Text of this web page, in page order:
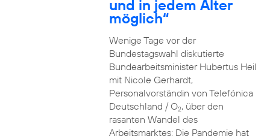
und in jedem Alter
möglich“
Wenige Tage vor der
Bundestagswahl diskutierte
Bundearbeitsminister Hubertus Heil
mit Nicole Gerhardt,
Personalvorständin von Telefónica
Deutschland / O2, über den
rasanten Wandel des
Arbeitsmarktes: Die Pandemie hat